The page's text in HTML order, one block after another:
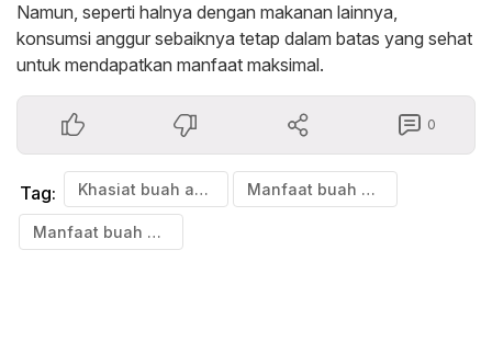
Namun, seperti halnya dengan makanan lainnya,
konsumsi anggur sebaiknya tetap dalam batas yang sehat
untuk mendapatkan manfaat maksimal.
0
Tag: Khasiat buah anggur Manfaat buah anggur
Manfaat buah anggur bagi kesehatan